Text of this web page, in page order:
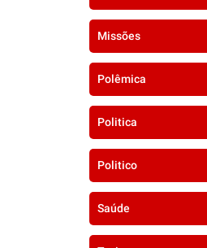
Missões
Polêmica
Politica
Politico
Saúde